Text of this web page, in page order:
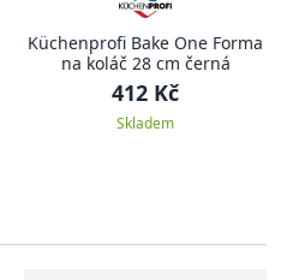
Küchenprofi Bake One Forma
na koláč 28 cm černá
412 Kč
Skladem